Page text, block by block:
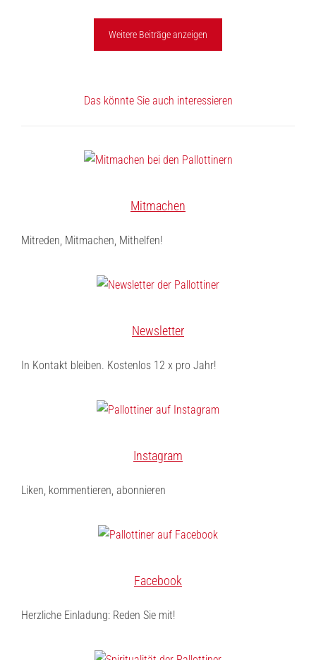
Weitere Beiträge anzeigen
Das könnte Sie auch interessieren
Mitmachen
Mitreden, Mitmachen, Mithelfen!
Newsletter
In Kontakt bleiben. Kostenlos 12 x pro Jahr!
Instagram
Liken, kommentieren, abonnieren
Facebook
Herzliche Einladung: Reden Sie mit!